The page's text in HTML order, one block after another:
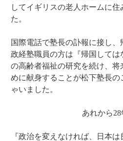
してイギリスの老人ホームに
た。
国際電話で塾長の訃報に接し、
政経塾職員の方は『帰国して
の高齢者福祉の研究を続け、将
めに献身することが松下塾長の
ゃいました。
あれから28
『政治を変えなければ、日本